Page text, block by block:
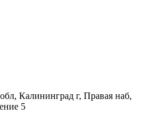
Калининград г, Правая наб,
5